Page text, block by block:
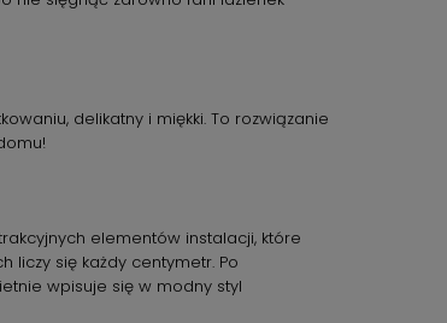
delikatny i miękki. To rozwiązanie
elementów instalacji, które
liczy się każdy centymetr. Po
wpisuje się w modny styl